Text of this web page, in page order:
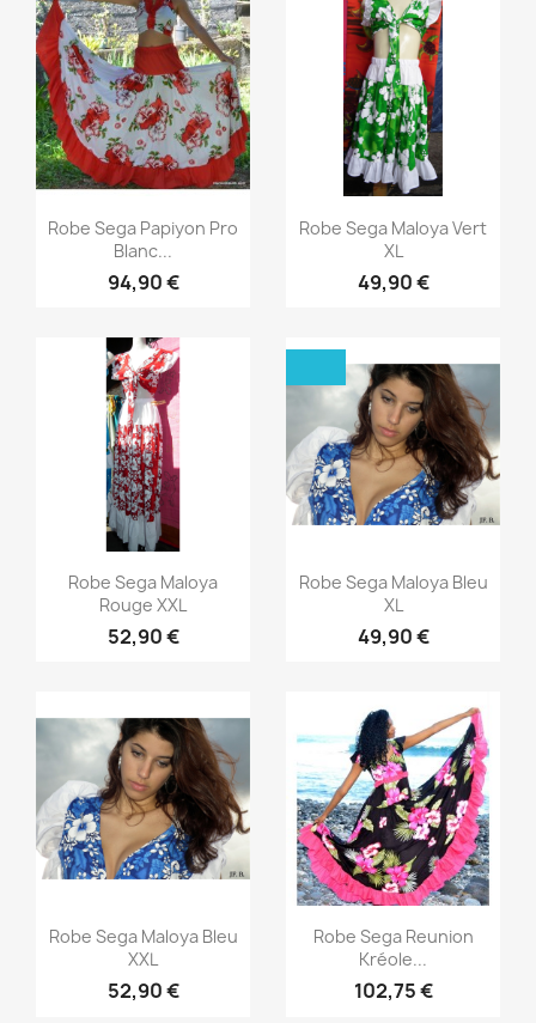
 Aperçu rapide
Robe Sega Papiyon Pro
Blanc...
94,90 €
Aperçu rapide
Robe Sega Maloya Vert
XL
49,90 €
Aperçu rapide
Robe Sega Maloya
Rouge XXL
52,90 €
Aperçu rapide
Robe Sega Maloya Bleu
XL
49,90 €
Aperçu rapide
Robe Sega Maloya Bleu
XXL
52,90 €
Aperçu rapide
Robe Sega Reunion
Kréole...
102,75 €